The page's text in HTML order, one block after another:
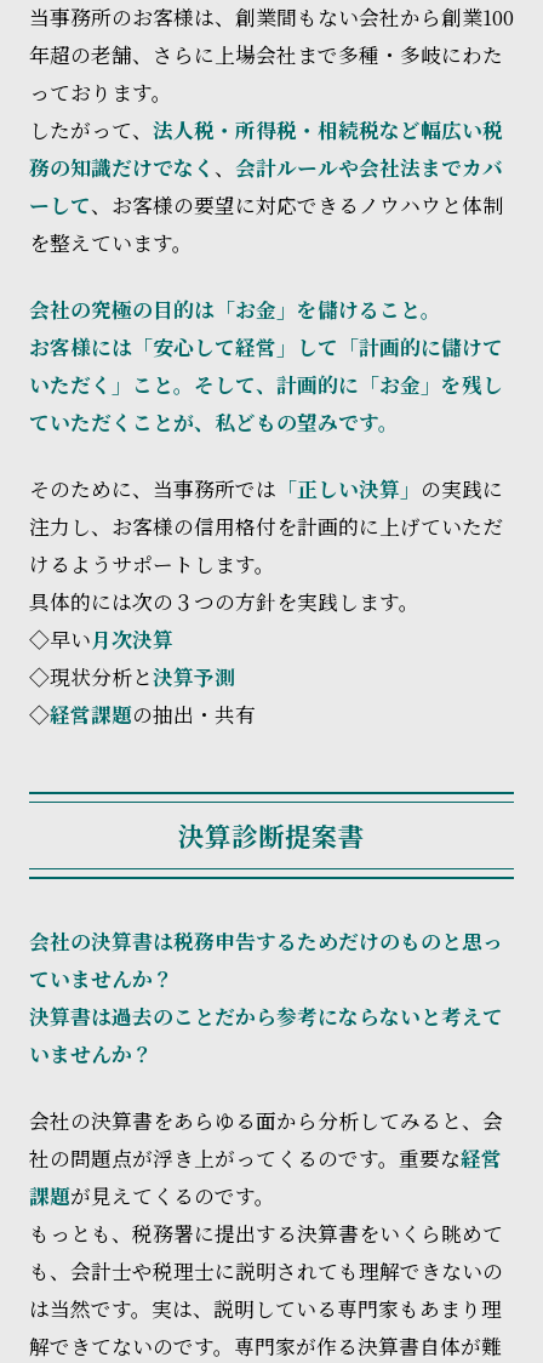
当事務所のお客様は、創業間もない会社から創業100
年超の老舗、さらに上場会社まで多種・多岐にわた
っております。
したがって、 法人税・所得税・相続税など幅広い税
務の知識だけでなく 、 会計ルールや会社法までカバ
ーして、お客様の要望に対応できるノウハウと体制
を整えています。
会社の究極の目的は「お金」を儲けること。
お客様には「安心して経営」して「計画的に儲けて
いただく」こと。そして、計画的に「お金」を残し
ていただくことが、私どもの望みです。
そのために、当事務所では 「正しい決算」 の実践に
注力し、お客様の信用格付を計画的に上げていただ
けるようサポートします。
具体的には次の３つの方針を実践します。
◇早い月次決算
◇現状分析と決算予測
◇経営課題の抽出・共有
決算診断提案書
会社の決算書は税務申告するためだけのものと思っ
ていませんか？
決算書は過去のことだから参考にならないと考えて
いませんか？
会社の決算書をあらゆる面から分析してみると、会
社の問題点が浮き上がってくるのです。重要な経営
課題が見えてくるのです。
もっとも、税務署に提出する決算書をいくら眺めて
も、会計士や税理士に説明されても理解できないの
は当然です。実は、説明している専門家もあまり理
解できてないのです。専門家が作る決算書自体が難